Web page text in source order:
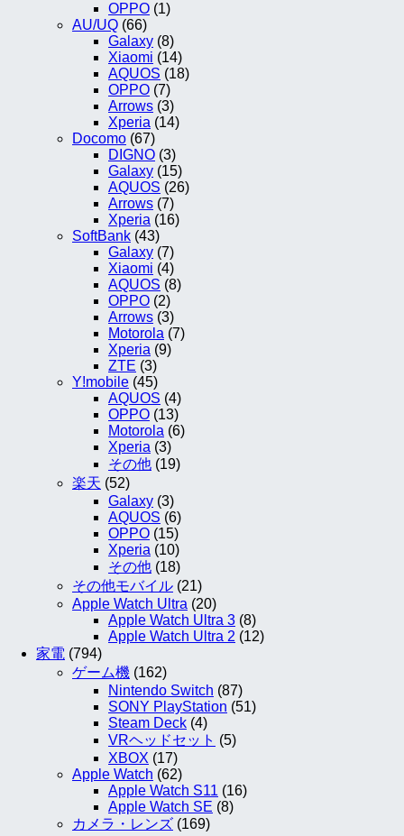
OPPO (1)
AU/UQ (66)
Galaxy (8)
Xiaomi (14)
AQUOS (18)
OPPO (7)
Arrows (3)
Xperia (14)
Docomo (67)
DIGNO (3)
Galaxy (15)
AQUOS (26)
Arrows (7)
Xperia (16)
SoftBank (43)
Galaxy (7)
Xiaomi (4)
AQUOS (8)
OPPO (2)
Arrows (3)
Motorola (7)
Xperia (9)
ZTE (3)
Y!mobile (45)
AQUOS (4)
OPPO (13)
Motorola (6)
Xperia (3)
その他 (19)
楽天 (52)
Galaxy (3)
AQUOS (6)
OPPO (15)
Xperia (10)
その他 (18)
その他モバイル (21)
Apple Watch Ultra (20)
Apple Watch Ultra 3 (8)
Apple Watch Ultra 2 (12)
家電 (794)
ゲーム機 (162)
Nintendo Switch (87)
SONY PlayStation (51)
Steam Deck (4)
VRヘッドセット (5)
XBOX (17)
Apple Watch (62)
Apple Watch S11 (16)
Apple Watch SE (8)
カメラ・レンズ (169)